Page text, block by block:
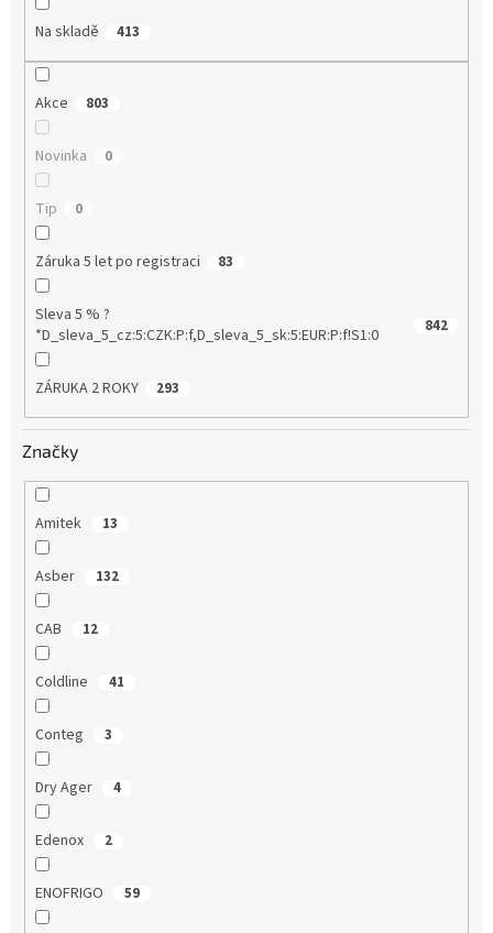
Na skladě 413
Akce 803
Novinka 0
Tip 0
Záruka 5 let po registraci 83
Sleva 5 % ?
*D_sleva_5_cz:5:CZK:P:f,D_sleva_5_sk:5:EUR:P:f!S1:0
842
ZÁRUKA 2 ROKY 293
Značky
Amitek 13
Asber 132
CAB 12
Coldline 41
Conteg 3
Dry Ager 4
Edenox 2
ENOFRIGO 59